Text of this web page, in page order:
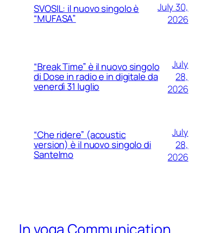
SVOSIL: il nuovo singolo è
“MUFASA”
July 30,
2026
“Break Time” è il nuovo singolo
di Dose in radio e in digitale da
venerdì 31 luglio
July
28,
2026
“Che ridere” (acoustic
version) è il nuovo singolo di
Santelmo
July
28,
2026